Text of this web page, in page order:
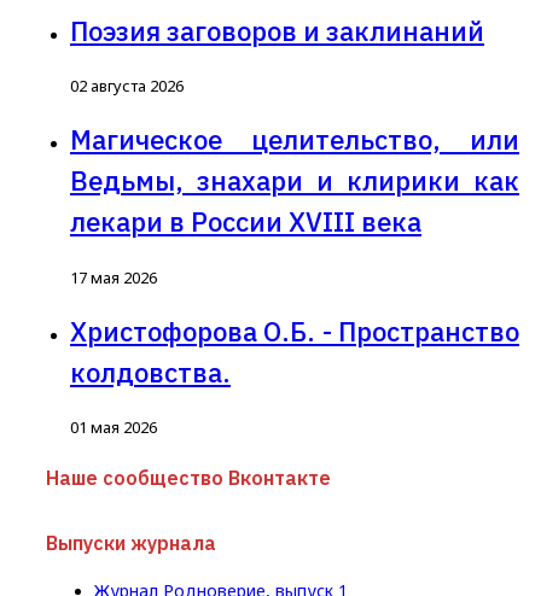
Поэзия заговоров и заклинаний
02 августа 2026
Магическое целительство, или
Ведьмы, знахари и клирики как
лекари в России XVIII века
17 мая 2026
Христофорова О.Б. - Пространство
колдовства.
01 мая 2026
Наше сообщество Вконтакте
Выпуски журнала
Журнал Родноверие, выпуск 1